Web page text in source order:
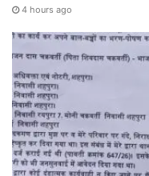
4 hours ago